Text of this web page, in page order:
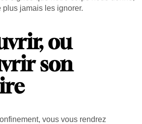
plus jamais les ignorer.
ou
son
vous vous rendrez